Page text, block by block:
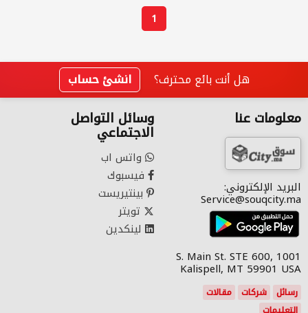
1
هل أنت بائع محترف؟ انشئ حساب
معلومات عنا
البريد الإلكتروني:
Service@souqcity.ma
1001 S. Main St. STE 600,
Kalispell, MT 59901 USA
رسائل شركات
مقالات
وسائل التواصل
الاجتماعي
واتس اب
فيسبوك
بينتيريست
تويتر
لينكدين